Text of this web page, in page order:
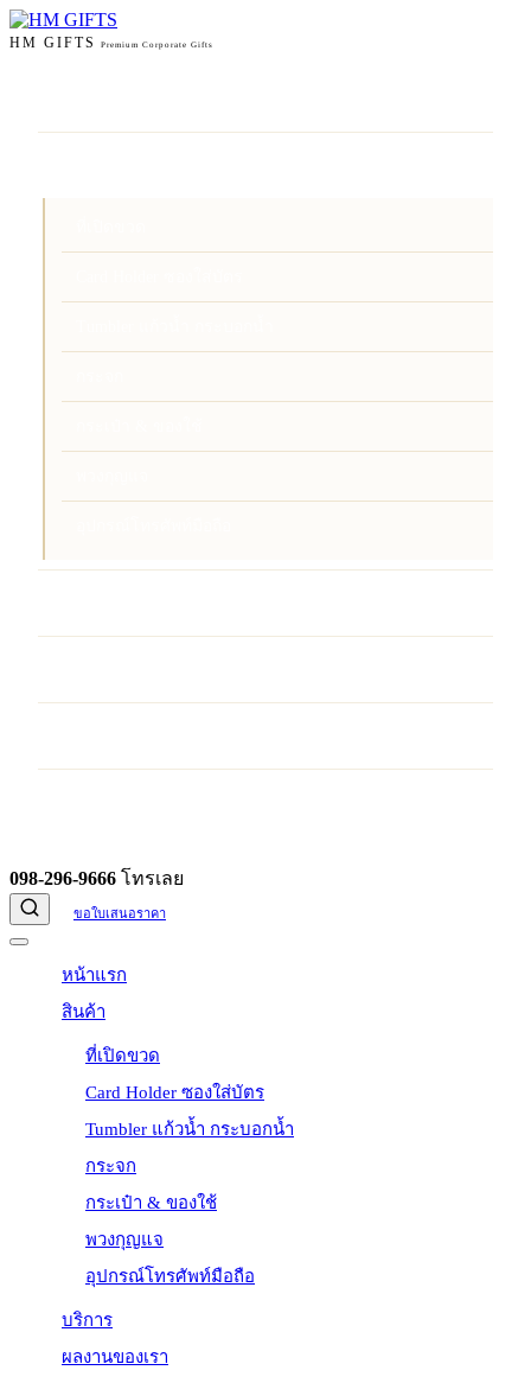
HM GIFTS Premium Corporate Gifts
098-296-9666 โทรเลย
ขอใบเสนอราคา
หน้าแรก
สินค้า
ที่เปิดขวด
Card Holder ซองใส่บัตร
Tumbler แก้วน้ำ กระบอกน้ำ
กระจก
กระเป๋า & ของใช้
พวงกุญแจ
อุปกรณ์โทรศัพท์มือถือ
บริการ
ผลงานของเรา